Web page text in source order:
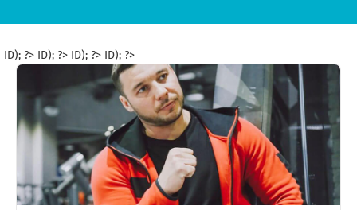
ID); ?> ID); ?> ID); ?> ID); ?>